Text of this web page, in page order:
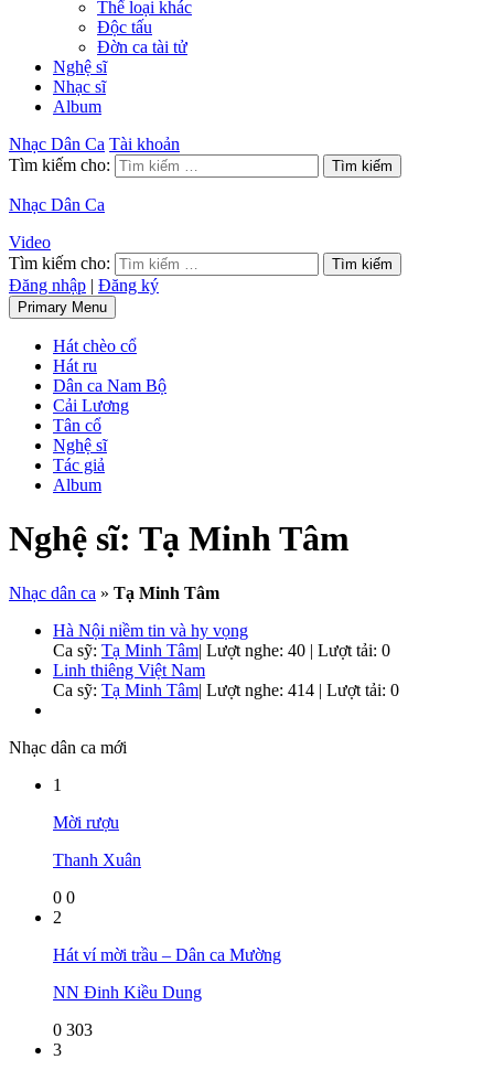
Thể loại khác
Độc tấu
Đờn ca tài tử
Nghệ sĩ
Nhạc sĩ
Album
Nhạc Dân Ca Tài khoản
Tìm kiếm cho:
Nhạc Dân Ca
Video
Tìm kiếm cho:
Đăng nhập | Đăng ký
Primary Menu
Hát chèo cổ
Hát ru
Dân ca Nam Bộ
Cải Lương
Tân cổ
Nghệ sĩ
Tác giả
Album
Nghệ sĩ: Tạ Minh Tâm
Nhạc dân ca » Tạ Minh Tâm
Hà Nội niềm tin và hy vọng
Ca sỹ: Tạ Minh Tâm| Lượt nghe: 40 | Lượt tải: 0
Linh thiêng Việt Nam
Ca sỹ: Tạ Minh Tâm| Lượt nghe: 414 | Lượt tải: 0
Nhạc dân ca mới
1
Mời rượu
Thanh Xuân
0 0
2
Hát ví mời trầu – Dân ca Mường
NN Đinh Kiều Dung
0 303
3